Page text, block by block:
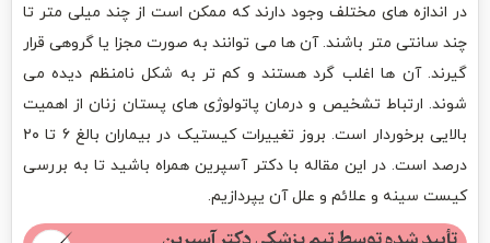
در اندازه های مختلف وجود دارند که ممکن است از چند میلی متر تا
چند سانتی متر باشند. آن ها می توانند به صورت مجزا یا گروهی قرار
گیرند. آن ها اغلب گرد هستند و کم تر به شکل نامنظم دیده می
شوند. ارتباط تشخیص و درمان پاتولوژی های پستان زنان از اهمیت
بالایی برخوردار است. بروز تغییرات کیستیک در بیماران بالغ ۶ تا ۲۰
درصد است. در این مقاله با دکتر آسپرین همراه باشید تا به بررسی
کیست سینه و علائم و علل آن یپردازیم.